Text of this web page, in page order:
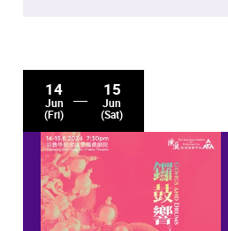
14
Jun
(Fri)
15
Jun
(Sat)